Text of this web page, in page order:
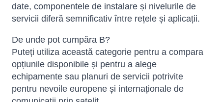
date, componentele de instalare și nivelurile de
servicii diferă semnificativ între rețele și aplicații.
De unde pot cumpăra B?
Puteți utiliza această categorie pentru a compara
opțiunile disponibile și pentru a alege
echipamente sau planuri de servicii potrivite
pentru nevoile europene și internaționale de